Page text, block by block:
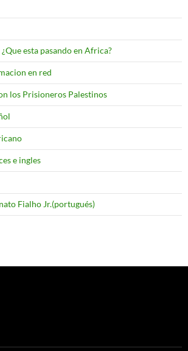
esta pasando en Africa?
en red
los Prisioneros Palestinos
e ingles
Fialho Jr.(portugués)